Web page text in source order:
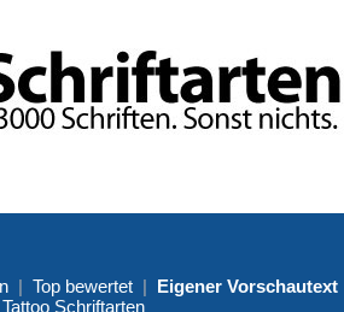
| Top bewertet | Eigener Vorschautext
Tattoo Schriftarten